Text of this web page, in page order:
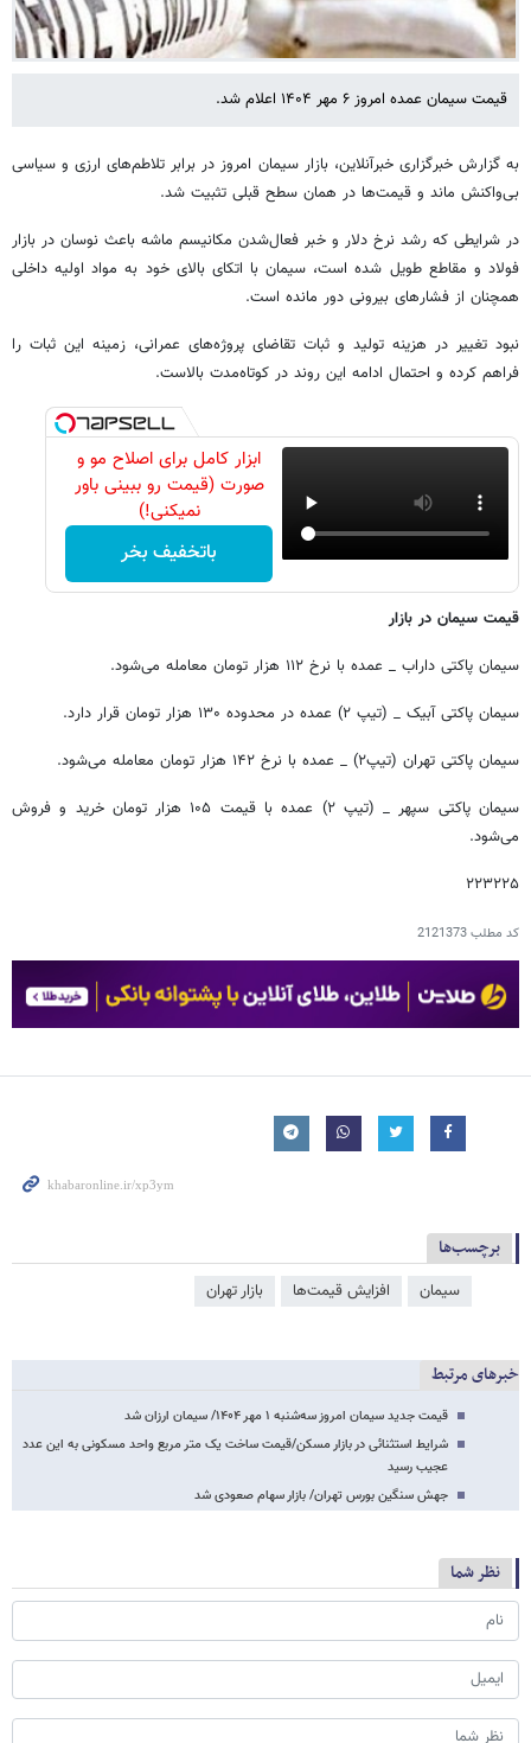
قیمت سیمان عمده امروز ۶ مهر ۱۴۰۴ اعلام شد.
به گزارش خبرگزاری خبرآنلاین، بازار سیمان امروز در برابر تلاطم‌های ارزی و سیاسی
بی‌واکنش ماند و قیمت‌ها در همان سطح قبلی تثبیت شد.
در شرایطی که رشد نرخ دلار و خبر فعال‌شدن مکانیسم ماشه باعث نوسان در بازار
فولاد و مقاطع طویل شده است، سیمان با اتکای بالای خود به مواد اولیه داخلی
همچنان از فشارهای بیرونی دور مانده است.
نبود تغییر در هزینه تولید و ثبات تقاضای پروژه‌های عمرانی، زمینه این ثبات را
فراهم کرده و احتمال ادامه این روند در کوتاه‌مدت بالاست.
ابزار کامل برای اصلاح مو و
صورت (قیمت رو ببینی باور
نمیکنی!)
باتخفیف بخر
قیمت سیمان در بازار
سیمان پاکتی داراب _ عمده با نرخ ۱۱۲ هزار تومان معامله می‌شود.
سیمان پاکتی آبیک _ (تیپ ۲) عمده در محدوده ۱۳۰ هزار تومان قرار دارد.
سیمان پاکتی تهران (تیپ۲) _ عمده با نرخ ۱۴۲ هزار تومان معامله می‌شود.
سیمان پاکتی سپهر _ (تیپ ۲) عمده با قیمت ۱۰۵ هزار تومان خرید و فروش
می‌شود.
۲۲۳۲۲۵
کد مطلب2121373
برچسب‌ها
سیمان افزایش قیمت‌ها بازار تهران
خبرهای مرتبط
قیمت جدید سیمان امروز سه‌شنبه ۱ مهر ۱۴۰۴/ سیمان ارزان شد
شرایط استثنائی در بازار مسکن/قیمت ساخت یک متر مربع واحد مسکونی به این عدد
عجیب رسید
جهش سنگین بورس تهران/ بازار سهام صعودی شد
نظر شما